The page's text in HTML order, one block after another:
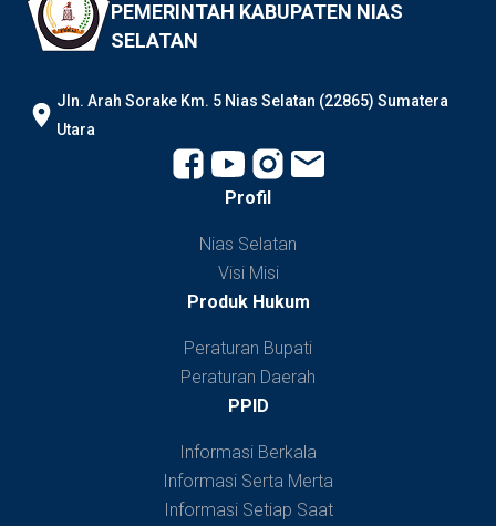
PEMERINTAH KABUPATEN NIAS
SELATAN
JIn. Arah Sorake Km. 5 Nias Selatan (22865) Sumatera
Utara
Profil
Nias Selatan
Visi Misi
Produk Hukum
Peraturan Bupati
Peraturan Daerah
PPID
Informasi Berkala
Informasi Serta Merta
Informasi Setiap Saat